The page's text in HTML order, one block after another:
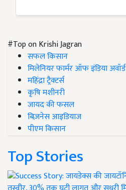
#Top on Krishi Jagran
सफल किसान
मिलेनियर फार्मर ऑफ इंडिया अवॉर्ड
महिंद्रा ट्रैक्टर्स
कृषि मशीनरी
जायद की फसल
बिज़नेस आइडियाज
पीएम किसान
Top Stories